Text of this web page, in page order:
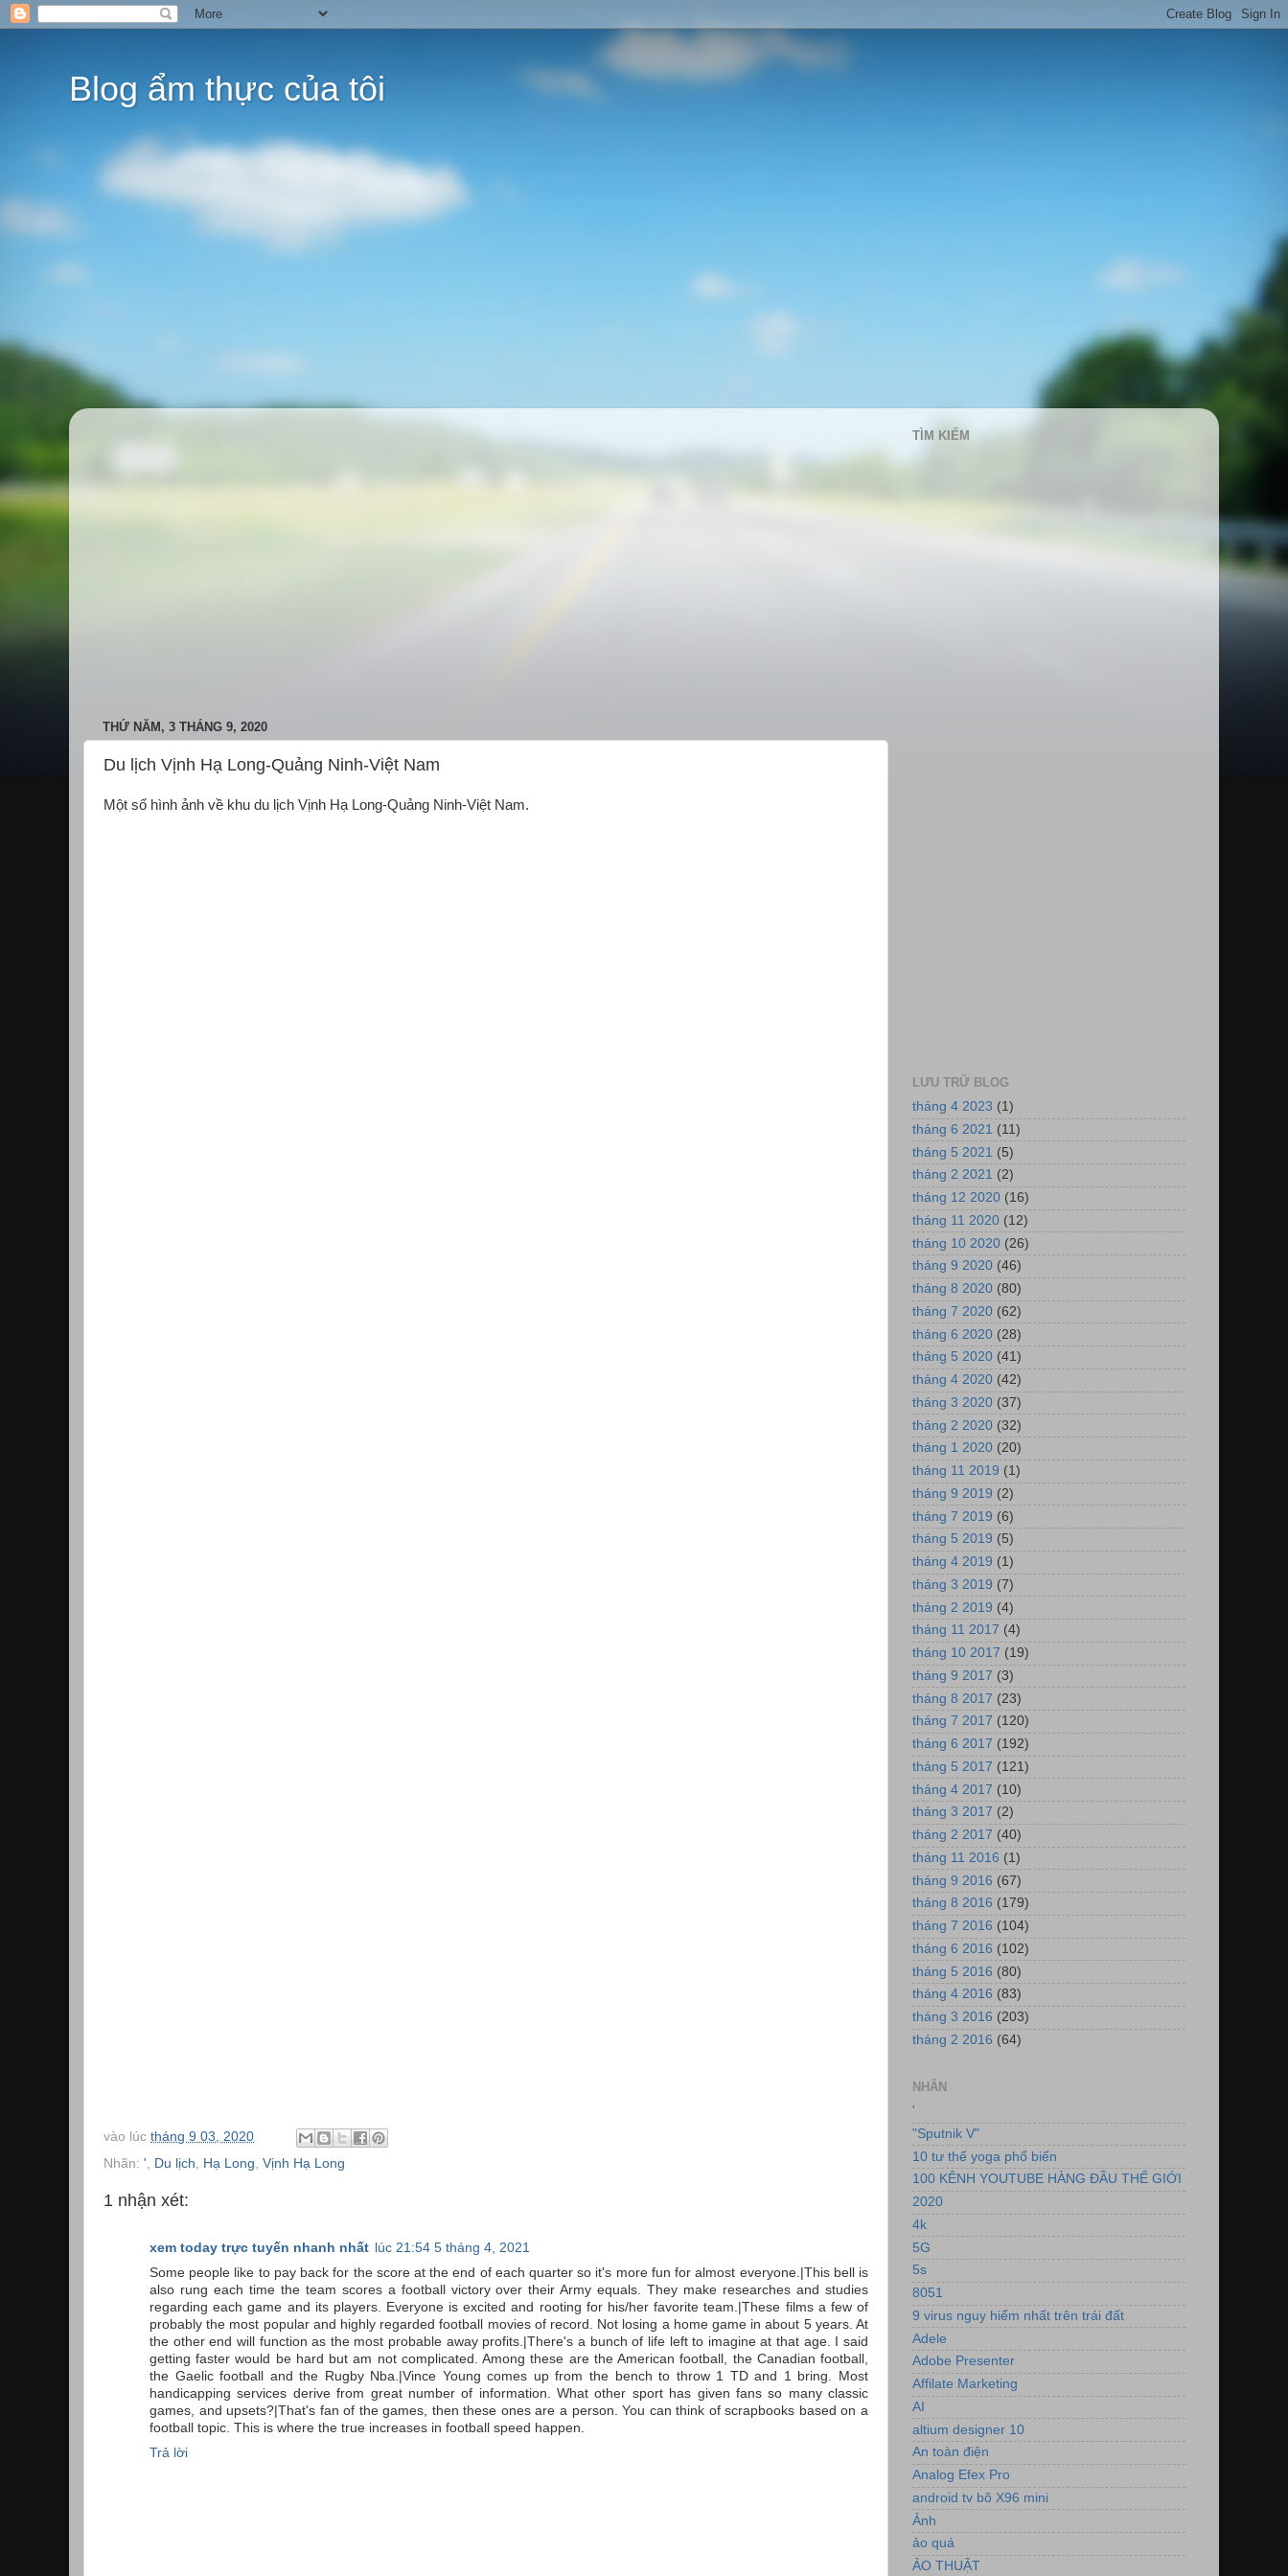
Blog ẩm thực của tôi
THỨ NĂM, 3 THÁNG 9, 2020
Du lịch Vịnh Hạ Long-Quảng Ninh-Việt Nam
Một số hình ảnh về khu du lịch Vịnh Hạ Long-Quảng Ninh-Việt Nam.
vào lúc tháng 9 03, 2020
Nhãn: ', Du lịch, Hạ Long, Vịnh Hạ Long
1 nhận xét:
xem today trực tuyến nhanh nhất lúc 21:54 5 tháng 4, 2021
Some people like to pay back for the score at the end of each quarter so it's more fun for almost everyone.|This bell is
also rung each time the team scores a football victory over their Army equals. They make researches and studies
regarding each game and its players. Everyone is excited and rooting for his/her favorite team.|These films a few of
probably the most popular and highly regarded football movies of record. Not losing a home game in about 5 years. At
the other end will function as the most probable away profits.|There's a bunch of life left to imagine at that age. I said
getting faster would be hard but am not complicated. Among these are the American football, the Canadian football,
the Gaelic football and the Rugby Nba.|Vince Young comes up from the bench to throw 1 TD and 1 bring. Most
handicapping services derive from great number of information. What other sport has given fans so many classic
games, and upsets?|That's fan of the games, then these ones are a person. You can think of scrapbooks based on a
football topic. This is where the true increases in football speed happen.
Trả lời
TÌM KIẾM
LƯU TRỮ BLOG
tháng 4 2023 (1)
tháng 6 2021 (11)
tháng 5 2021 (5)
tháng 2 2021 (2)
tháng 12 2020 (16)
tháng 11 2020 (12)
tháng 10 2020 (26)
tháng 9 2020 (46)
tháng 8 2020 (80)
tháng 7 2020 (62)
tháng 6 2020 (28)
tháng 5 2020 (41)
tháng 4 2020 (42)
tháng 3 2020 (37)
tháng 2 2020 (32)
tháng 1 2020 (20)
tháng 11 2019 (1)
tháng 9 2019 (2)
tháng 7 2019 (6)
tháng 5 2019 (5)
tháng 4 2019 (1)
tháng 3 2019 (7)
tháng 2 2019 (4)
tháng 11 2017 (4)
tháng 10 2017 (19)
tháng 9 2017 (3)
tháng 8 2017 (23)
tháng 7 2017 (120)
tháng 6 2017 (192)
tháng 5 2017 (121)
tháng 4 2017 (10)
tháng 3 2017 (2)
tháng 2 2017 (40)
tháng 11 2016 (1)
tháng 9 2016 (67)
tháng 8 2016 (179)
tháng 7 2016 (104)
tháng 6 2016 (102)
tháng 5 2016 (80)
tháng 4 2016 (83)
tháng 3 2016 (203)
tháng 2 2016 (64)
NHÃN
'
"Sputnik V"
10 tư thế yoga phổ biến
100 KÊNH YOUTUBE HÀNG ĐẦU THẾ GIỚI
2020
4k
5G
5s
8051
9 virus nguy hiểm nhất trên trái đất
Adele
Adobe Presenter
Affilate Marketing
AI
altium designer 10
An toàn điện
Analog Efex Pro
android tv bõ X96 mini
Ảnh
ảo quá
ẢO THUẬT